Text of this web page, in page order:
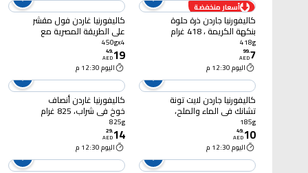
أسعار منخفضة
كاليفورنيا جاردن ذرة حلوة
بنكهة الكريمة ، 418 غرام
418g
7
.
99
AED
اليوم 12:30 م
كاليفورنيا غاردن فول مقشر
على الطريقة المصرية مع
غرام حزمة من 4
450gx4
19
.
49
AED
اليوم 12:30 م
كاليفورنيا جاردن لايت تونة
تشانك في الماء والملح،
185 غرام
185g
10
.
49
AED
اليوم 12:30 م
كاليفورنيا غاردن أنصاف
خوخ في شراب، 825 غرام
825g
14
.
29
AED
اليوم 12:30 م